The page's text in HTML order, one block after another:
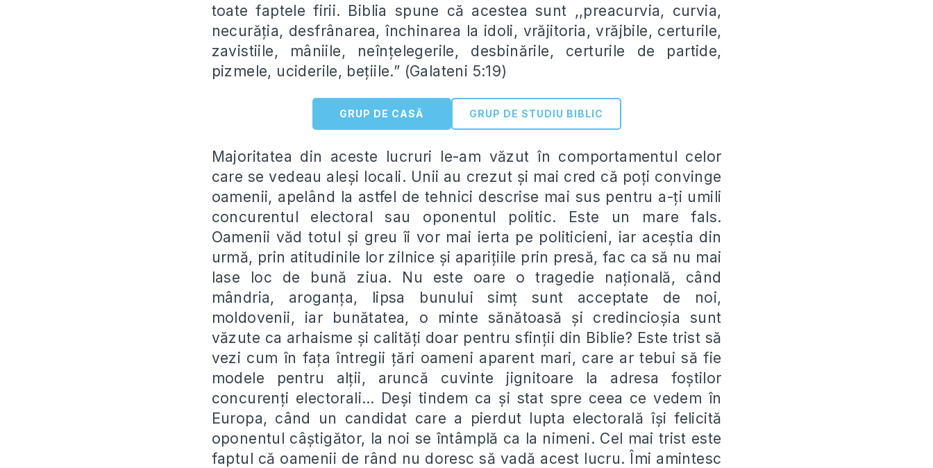
toate faptele firii. Biblia spune că acestea sunt ,,preacurvia, curvia,
necurăția, desfrânarea, închinarea la idoli, vrăjitoria, vrăjbile, certurile,
zavistiile, mâniile, neînțelegerile, desbinările, certurile de partide,
pizmele, uciderile, bețiile.” (Galateni 5:19)
GRUP DE CASĂ GRUP DE STUDIU BIBLIC
Majoritatea din aceste lucruri le-am văzut în comportamentul celor
care se vedeau aleși locali. Unii au crezut și mai cred că poți convinge
oamenii, apelând la astfel de tehnici descrise mai sus pentru a-ți umili
concurentul electoral sau oponentul politic. Este un mare fals.
Oamenii văd totul și greu îi vor mai ierta pe politicieni, iar aceștia din
urmă, prin atitudinile lor zilnice și aparițiile prin presă, fac ca să nu mai
lase loc de bună ziua. Nu este oare o tragedie națională, când
mândria, aroganța, lipsa bunului simț sunt acceptate de noi,
moldovenii, iar bunătatea, o minte sănătoasă și credincioșia sunt
văzute ca arhaisme și calități doar pentru sfinții din Biblie? Este trist să
vezi cum în fața întregii țări oameni aparent mari, care ar tebui să fie
modele pentru alții, aruncă cuvinte jignitoare la adresa foștilor
concurenți electorali… Deși tindem ca și stat spre ceea ce vedem în
Europa, când un candidat care a pierdut lupta electorală își felicită
oponentul câștigător, la noi se întâmplă ca la nimeni. Cel mai trist este
faptul că oamenii de rând nu doresc să vadă acest lucru. Îmi amintesc